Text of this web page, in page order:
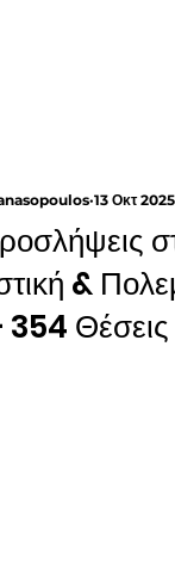
&
354
13 Οκτ 2025